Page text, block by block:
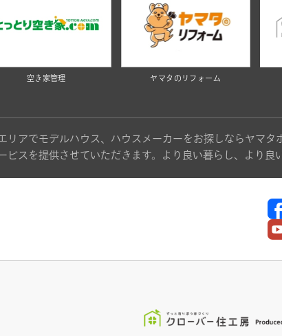
空き家管理 ヤマタのリフォーム
リアでモデルハウス、ハウスメーカーをお探しならヤマ
ビスを提供させていただきます。より良い暮らし、より良